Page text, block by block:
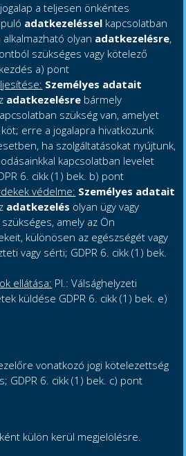
jogalap a teljesen önkéntes
adatkezeléssel kapcsolatban
olyan adatkezelésre,
szükséges vagy kötelező
a) pont
Személyes adatait
adatkezelésre bármely
szükség van, amelyet
erre a jogalapra hivatkozunk
ha szolgáltatásokat nyújtunk,
kapcsolatban levelet
6. cikk (1) bek. b) pont
védelme: Személyes adatait
adatkezelés olyan ügy vagy
amely az Ön
különösen az egészségét vagy
vagy sérti; GDPR 6. cikk (1) bek.
ellátása: Pl.: Válsághelyzeti
küldése GDPR 6. cikk (1) bek. e)
vonatkozó jogi kötelezettség
GDPR 6. cikk (1) bek. c) pont
külön kerül megjelölésre.